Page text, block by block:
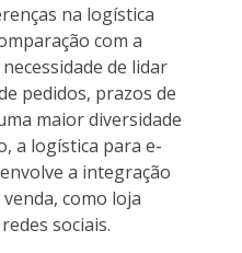
na logística
com a
de lidar
pedidos, prazos de
maior diversidade
a logística para e-
a integração
como loja
sociais.